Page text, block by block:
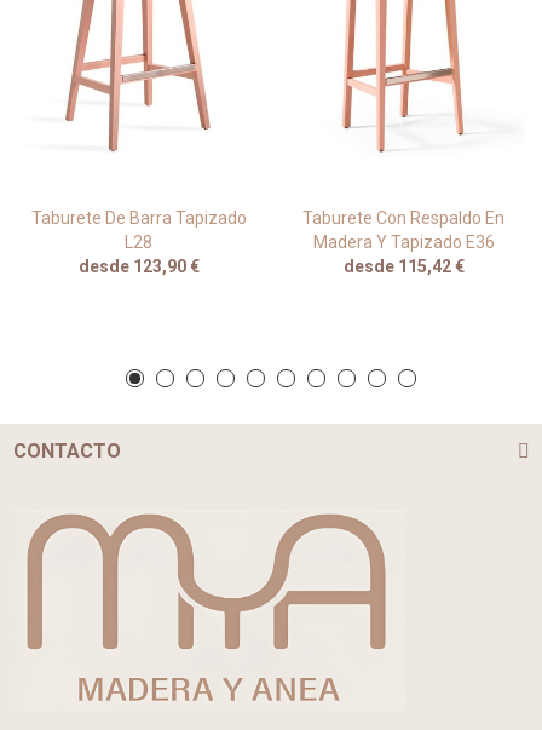
Taburete De Barra Tapizado
L28
desde 123,90 €
Taburete Con Respaldo En
Madera Y Tapizado E36
desde 115,42 €
CONTACTO